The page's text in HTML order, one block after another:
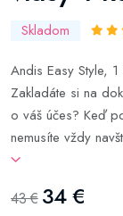
Skladom
Andis Easy Style,
Zakladáte si na
o váš účes? Keď
nemusíte vždy
43 € 34 €